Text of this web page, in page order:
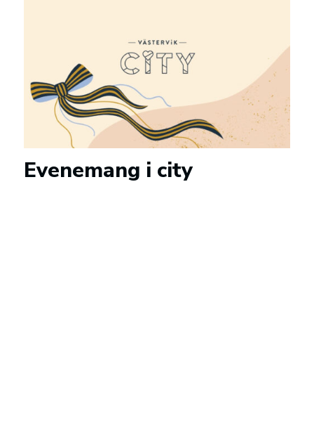
Evenemang i city